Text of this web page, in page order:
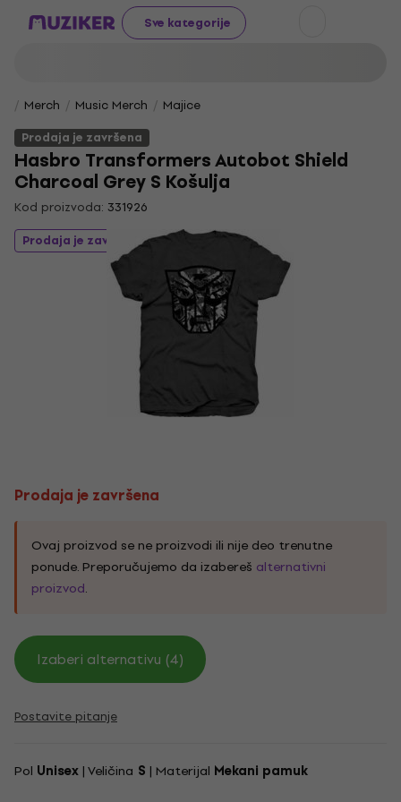
Sve kategorije
Merch Music Merch
Majice
Prodaja je završena
Hasbro Transformers Autobot Shield
Charcoal Grey S Košulja
Kod proizvoda: 331926
Prodaja je završena
Prodaja je završena
Ovaj proizvod se ne proizvodi ili nije deo trenutne
ponude. Preporučujemo da izabereš alternativni
proizvod.
Izaberi alternativu (4)
Postavite pitanje
Pol Unisex | Veličina S | Materijal Mekani pamuk